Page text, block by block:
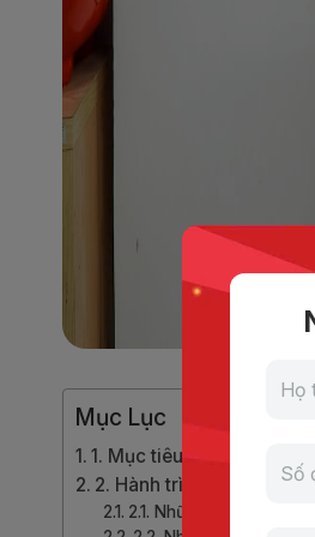
Mục Lục
1. Mục tiêu của Quỳnh khi
2. Hành trình chinh phục
2.1. Những khó khăn